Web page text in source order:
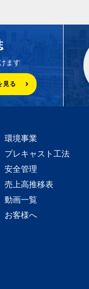
ます
見る
環境事業
プレキャスト工法
安全管理
売上高推移表
動画一覧
お客様へ